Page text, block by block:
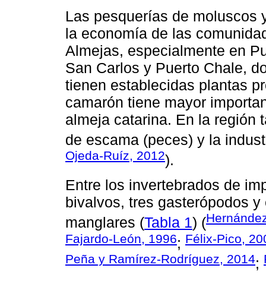
Las pesquerías de moluscos
la economía de las
Almejas, especialmente en
San Carlos y Puerto Chale,
tienen establecidas plantas
camarón tiene mayor
almeja catarina. En la región
de escama (peces) y la
Ojeda-Ruíz, 2012).
Entre los invertebrados de
bivalvos, tres gasterópodos
manglares (Tabla 1) (
Fajardo-León, 1996; Félix-Pico,
Peña y Ramírez-Rodríguez, 2014;